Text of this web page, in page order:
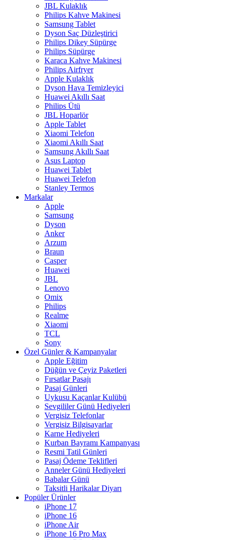
JBL Kulaklık
Philips Kahve Makinesi
Samsung Tablet
Dyson Saç Düzleştirici
Philips Dikey Süpürge
Philips Süpürge
Karaca Kahve Makinesi
Philips Airfryer
Apple Kulaklık
Dyson Hava Temizleyici
Huawei Akıllı Saat
Philips Ütü
JBL Hoparlör
Apple Tablet
Xiaomi Telefon
Xiaomi Akıllı Saat
Samsung Akıllı Saat
Asus Laptop
Huawei Tablet
Huawei Telefon
Stanley Termos
Markalar
Apple
Samsung
Dyson
Anker
Arzum
Braun
Casper
Huawei
JBL
Lenovo
Omix
Philips
Realme
Xiaomi
TCL
Sony
Özel Günler & Kampanyalar
Apple Eğitim
Düğün ve Çeyiz Paketleri
Fırsatlar Pasajı
Pasaj Günleri
Uykusu Kaçanlar Kulübü
Sevgililer Günü Hediyeleri
Vergisiz Telefonlar
Vergisiz Bilgisayarlar
Karne Hediyeleri
Kurban Bayramı Kampanyası
Resmi Tatil Günleri
Pasaj Ödeme Teklifleri
Anneler Günü Hediyeleri
Babalar Günü
Taksitli Harikalar Diyarı
Popüler Ürünler
iPhone 17
iPhone 16
iPhone Air
iPhone 16 Pro Max